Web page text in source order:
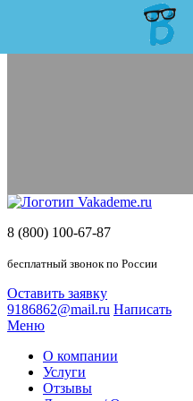
8 (800) 100-67-87
бесплатный звонок по России
Оставить заявку
9186862@mail.ru Написать
Меню
О компании
Услуги
Отзывы